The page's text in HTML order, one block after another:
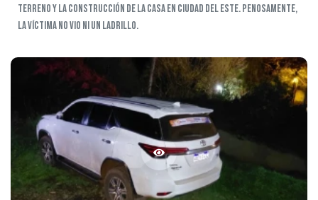
terreno y la construcción de la casa en Ciudad del Este. Penosamente,
la víctima no vio ni un ladrillo.